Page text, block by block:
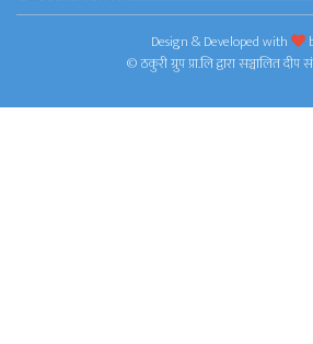
Design & Developed with
© ठकुरी ग्रुप प्रा.लि द्वारा सञ्चालित